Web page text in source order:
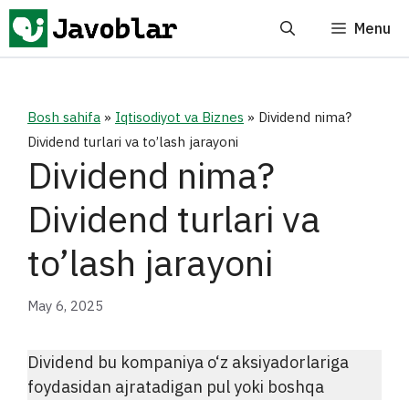
Skip
to
content
Menu
Bosh sahifa » Iqtisodiyot va Biznes » Dividend nima?
Dividend turlari va to’lash jarayoni
Dividend nima?
Dividend turlari va
to’lash jarayoni
May 6, 2025
Dividend bu kompaniya o‘z aksiyadorlariga
foydasidan ajratadigan pul yoki boshqa